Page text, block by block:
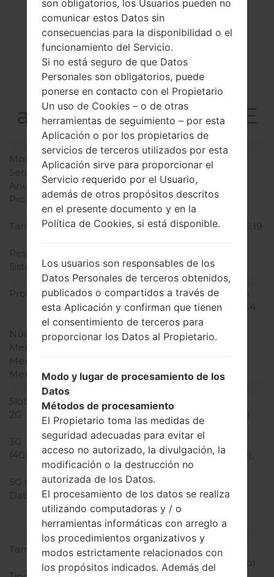
La especificación
LGE977(LGE977)
akaLG Optimus G LTE
Modelo y sus características
Modelo
Serie
LG Optimus G LTE
Anunciado
Septiembre, 2012
Profundidad
8.5 milímetros (0.33
pulgadas)
Tamaño (dimensiones)
131.9 x 68.9 milímetros (5.19
Peso
Sistema de operación
Android 4.4.x KitKat
Hardware
Procesador
1.5 GHz Krait Qualcomm
APQ8064 Snapdragon S4
Pro
Núcleos de UCP
cuatro núcleos
Memoria RAM
Memoria interna
Memoria externa
-
Slot de tarjeta
1 Micro-SIM
2G
GSM 850/900/1800/1900
MHz
3G
HSDPA 900/2100 MHz
(4G) LTE
LTE band 1(2100), 3(1800),
7(2600), 8(900), 20(800)
5G network
-
Datos
GPRS, EDGE, UMTS,
HSDPA,HSUPA, HSPA+,
LTE
Pantalla
Tamaño de la pantalla
4.7 pulgadas (~69.2%
relación pantalla-cuerpo)
son obligatorios, los Usuarios pueden no
comunicar estos Datos sin
consecuencias para la disponibilidad o el
funcionamiento del Servicio.
Si no está seguro de que Datos
Personales son obligatorios, puede
ponerse en contacto con el Propietario
Un uso de Cookies – o de otras
herramientas de seguimiento – por esta
Aplicación o por los propietarios de
servicios de terceros utilizados por esta
Aplicación sirve para proporcionar el
Servicio requerido por el Usuario,
además de otros propósitos descritos
en el presente documento y en la
Política de Cookies, si está disponible.
Los usuarios son responsables de los
Datos Personales de terceros obtenidos,
publicados o compartidos a través de
esta Aplicación y confirman que tienen
el consentimiento de terceros para
proporcionar los Datos al Propietario.
Modo y lugar de procesamiento de los
Datos
Métodos de procesamiento
El Propietario toma las medidas de
seguridad adecuadas para evitar el
acceso no autorizado, la divulgación, la
modificación o la destrucción no
autorizada de los Datos.
El procesamiento de los datos se realiza
utilizando computadoras y / o
herramientas informáticas con arreglo a
los procedimientos organizativos y
modos estrictamente relacionados con
los propósitos indicados. Además del